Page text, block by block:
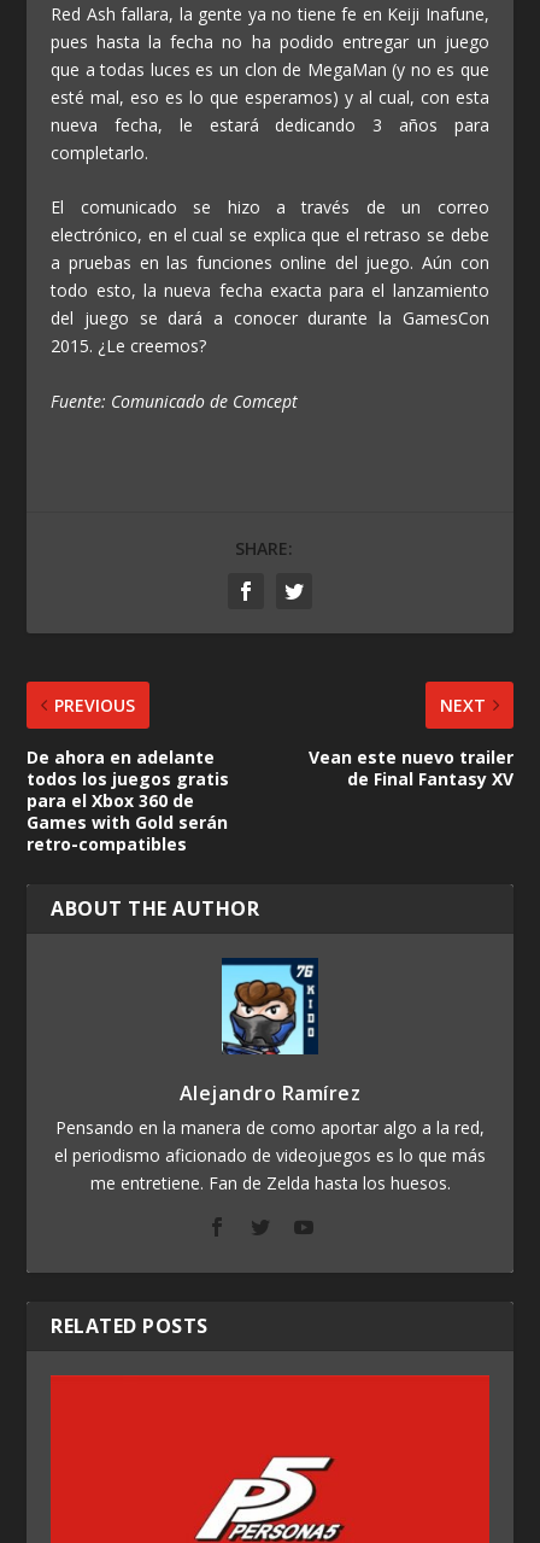
Red Ash fallara, la gente ya no tiene fe en Keiji Inafune,
pues hasta la fecha no ha podido entregar un juego
que a todas luces es un clon de MegaMan (y no es que
esté mal, eso es lo que esperamos) y al cual, con esta
nueva fecha, le estará dedicando 3 años para
completarlo.
El comunicado se hizo a través de un correo
electrónico, en el cual se explica que el retraso se debe
a pruebas en las funciones online del juego. Aún con
todo esto, la nueva fecha exacta para el lanzamiento
del juego se dará a conocer durante la GamesCon
2015. ¿Le creemos?
Fuente: Comunicado de Comcept
SHARE:
PREVIOUS
De ahora en adelante
todos los juegos gratis
para el Xbox 360 de
Games with Gold serán
retro-compatibles
NEXT
Vean este nuevo trailer
de Final Fantasy XV
ABOUT THE AUTHOR
Alejandro Ramírez
Pensando en la manera de como aportar algo a la red,
el periodismo aficionado de videojuegos es lo que más
me entretiene. Fan de Zelda hasta los huesos.
RELATED POSTS